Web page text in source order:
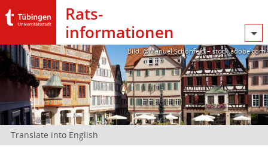
Rats­
informationen
Bild: @Manuel Schönfeld – stock.adobe.com
Translate into English